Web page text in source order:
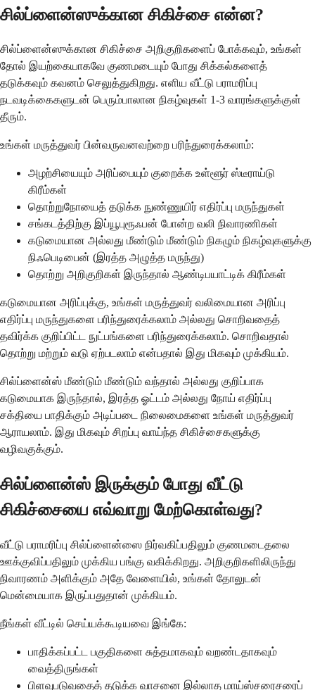
சில்ப்ளைன்ஸுக்கான சிகிச்சை என்ன?
சில்ப்ளைன்ஸுக்கான சிகிச்சை அறிகுறிகளைப் போக்கவும், உங்கள்
தோல் இயற்கையாகவே குணமடையும் போது சிக்கல்களைத்
தடுக்கவும் கவனம் செலுத்துகிறது. எளிய வீட்டு பராமரிப்பு
நடவடிக்கைகளுடன் பெரும்பாலான நிகழ்வுகள் 1-3 வாரங்களுக்குள்
தீரும்.
உங்கள் மருத்துவர் பின்வருவனவற்றை பரிந்துரைக்கலாம்:
அழற்சியையும் அரிப்பையும் குறைக்க உள்ளூர் ஸ்டீராய்டு
கிரீம்கள்
தொற்றுநோயைத் தடுக்க நுண்ணுயிர் எதிர்ப்பு மருந்துகள்
சங்கடத்திற்கு இப்யூபுரூஃபன் போன்ற வலி நிவாரணிகள்
கடுமையான அல்லது மீண்டும் மீண்டும் நிகழும் நிகழ்வுகளுக்கு
நிஃபெடிபைன் (இரத்த அழுத்த மருந்து)
தொற்று அறிகுறிகள் இருந்தால் ஆண்டிபயாட்டிக் கிரீம்கள்
கடுமையான அரிப்புக்கு, உங்கள் மருத்துவர் வலிமையான அரிப்பு
எதிர்ப்பு மருந்துகளை பரிந்துரைக்கலாம் அல்லது சொறிவதைத்
தவிர்க்க குறிப்பிட்ட நுட்பங்களை பரிந்துரைக்கலாம். சொறிவதால்
தொற்று மற்றும் வடு ஏற்படலாம் என்பதால் இது மிகவும் முக்கியம்.
சில்ப்ளைன்ஸ் மீண்டும் மீண்டும் வந்தால் அல்லது குறிப்பாக
கடுமையாக இருந்தால், இரத்த ஓட்டம் அல்லது நோய் எதிர்ப்பு
சக்தியை பாதிக்கும் அடிப்படை நிலைமைகளை உங்கள் மருத்துவர்
ஆராயலாம். இது மிகவும் சிறப்பு வாய்ந்த சிகிச்சைகளுக்கு
வழிவகுக்கும்.
சில்ப்ளைன்ஸ் இருக்கும் போது வீட்டு
சிகிச்சையை எவ்வாறு மேற்கொள்வது?
வீட்டு பராமரிப்பு சில்ப்ளைன்ஸை நிர்வகிப்பதிலும் குணமடைதலை
ஊக்குவிப்பதிலும் முக்கிய பங்கு வகிக்கிறது. அறிகுறிகளிலிருந்து
நிவாரணம் அளிக்கும் அதே வேளையில், உங்கள் தோலுடன்
மென்மையாக இருப்பதுதான் முக்கியம்.
நீங்கள் வீட்டில் செய்யக்கூடியவை இங்கே:
பாதிக்கப்பட்ட பகுதிகளை சுத்தமாகவும் வறண்டதாகவும்
வைத்திருங்கள்
பிளவுபடுவதைத் தடுக்க வாசனை இல்லாத மாய்ஸ்சரைசரைப்